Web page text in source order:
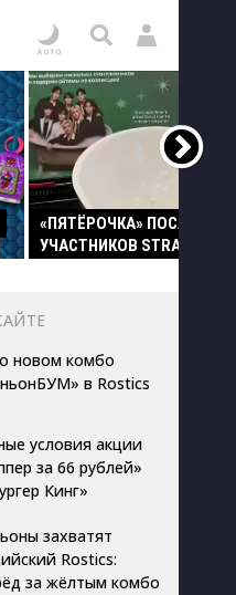
«ПЯТЁРОЧКА» ПОСАДИЛА
УЧАСТНИКОВ STRAY KIDS
новом комбо
в Rostics
условия акции
за 66 рублей»
Кинг»
захватят
Rostics:
за жёлтым комбо